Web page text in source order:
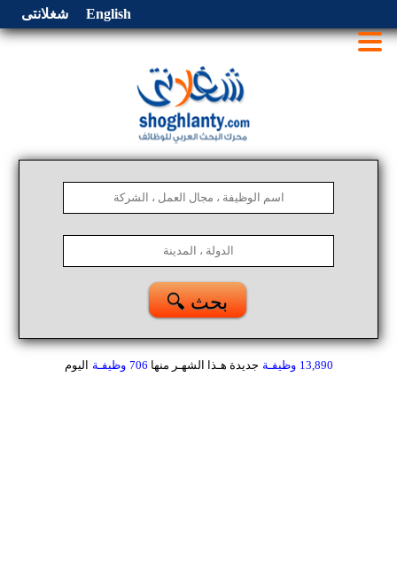
شغلانتى English
🔍 بحث
13,890 وظيفـة جديدة هـذا الشهـر منها 706 وظيفـة اليوم